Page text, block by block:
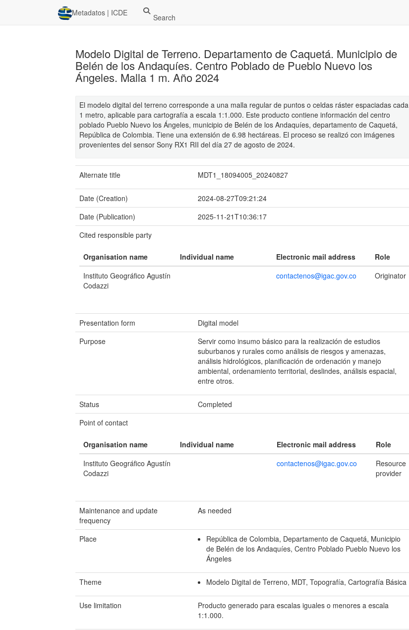
Metadatos | ICDE Search
Modelo Digital de Terreno. Departamento de Caquetá. Municipio de
Belén de los Andaquíes. Centro Poblado de Pueblo Nuevo los
Ángeles. Malla 1 m. Año 2024
El modelo digital del terreno corresponde a una malla regular de puntos o celdas ráster espaciadas cada
1 metro, aplicable para cartografía a escala 1:1.000. Este producto contiene información del centro
poblado Pueblo Nuevo los Ángeles, municipio de Belén de los Andaquíes, departamento de Caquetá,
República de Colombia. Tiene una extensión de 6.98 hectáreas. El proceso se realizó con imágenes
provenientes del sensor Sony RX1 RII del día 27 de agosto de 2024.
Alternate title MDT1_18094005_20240827
Date (Creation)
2024-08-27T09:21:24
Date (Publication)
2025-11-21T10:36:17
Cited responsible party
Organisation name Individual name Electronic mail address
Role
Instituto Geográfico Agustín
Codazzi
contactenos@igac.gov.co Originator
Presentation form
Digital model
Purpose
Servir como insumo básico para la realización de estudios
suburbanos y rurales como análisis de riesgos y amenazas,
análisis hidrológicos, planificación de ordenación y manejo
ambiental, ordenamiento territorial, deslindes, análisis espacial,
entre otros.
Status
Completed
Point of contact
Organisation name Individual name Electronic mail address
Role
Instituto Geográfico Agustín
Codazzi
contactenos@igac.gov.co
Resource
provider
Maintenance and update
frequency
As needed
Place
República de Colombia, Departamento de Caquetá, Municipio
de Belén de los Andaquíes, Centro Poblado Pueblo Nuevo los
Ángeles
Theme Modelo Digital de Terreno, MDT, Topografía, Cartografía Básica
Use limitation
Producto generado para escalas iguales o menores a escala
1:1.000.